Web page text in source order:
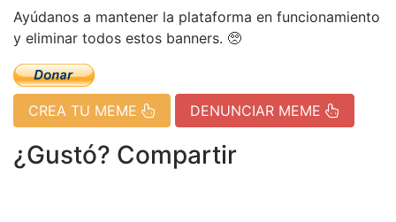
Ayúdanos a mantener la plataforma en funcionamiento
y eliminar todos estos banners. 🥺
CREA TU MEME DENUNCIAR MEME
¿Gustó? Compartir